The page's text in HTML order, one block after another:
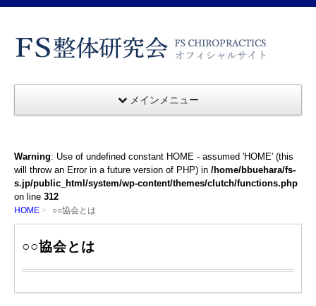
メインメニュー
Warning: Use of undefined constant HOME - assumed 'HOME' (this
will throw an Error in a future version of PHP) in /home/bbuehara/fs-
s.jp/public_html/system/wp-content/themes/clutch/functions.php
on line 312
HOME ○○協会とは
○○協会とは